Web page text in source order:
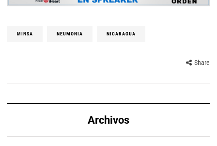
MINSA NEUMONIA NICARAGUA
Share
Archivos